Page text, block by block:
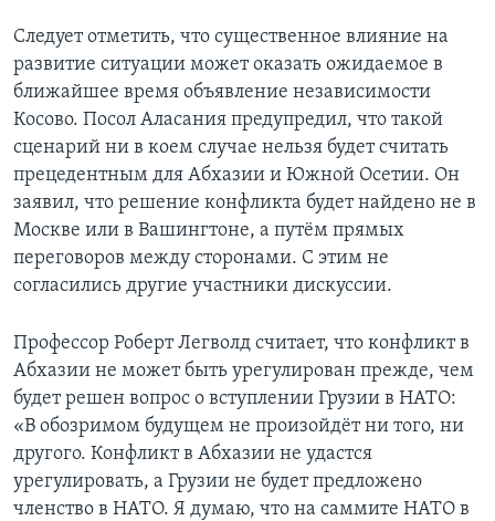
Следует отметить, что существенное влияние на
развитие ситуации может оказать ожидаемое в
ближайшее время объявление независимости
Косово. Посол Аласания предупредил, что такой
сценарий ни в коем случае нельзя будет считать
прецедентным для Абхазии и Южной Осетии. Он
заявил, что решение конфликта будет найдено не в
Москве или в Вашингтоне, а путём прямых
переговоров между сторонами. С этим не
согласились другие участники дискуссии.
Профессор Роберт Легволд считает, что конфликт в
Абхазии не может быть урегулирован прежде, чем
будет решен вопрос о вступлении Грузии в НАТО:
«В обозримом будущем не произойдёт ни того, ни
другого. Конфликт в Абхазии не удастся
урегулировать, а Грузии не будет предложено
членство в НАТО. Я думаю, что на саммите НАТО в